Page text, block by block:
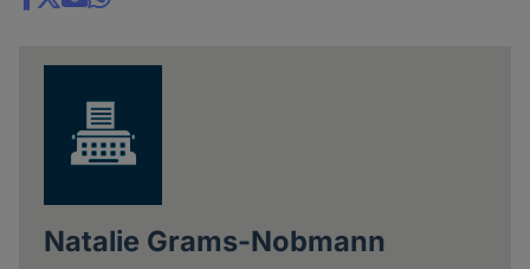
Share
Natalie Grams-Nobmann